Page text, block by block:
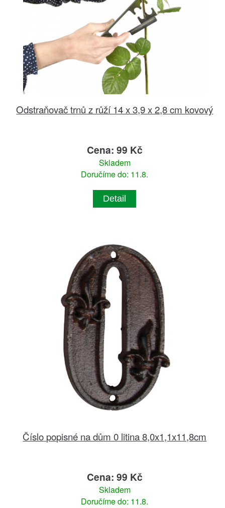
Odstraňovač trnů z růží 14 x 3,9 x 2,8 cm kovový
Cena: 99 Kč
Skladem
Doručíme do: 11.8.
Detail
Číslo popisné na dům 0 litina 8,0x1,1x11,8cm
Cena: 99 Kč
Skladem
Doručíme do: 11.8.